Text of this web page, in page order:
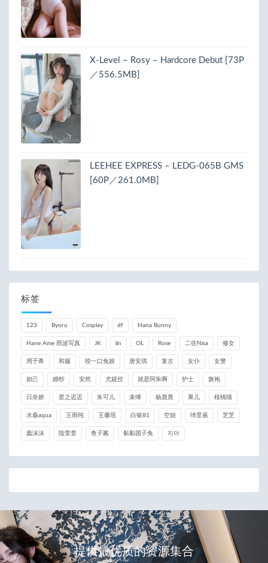
X-Level – Rosy – Hardcore Debut [73P
／556.5MB]
LEEHEE EXPRESS – LEDG-065B GMS
[60P／261.0MB]
标签
123 Byoru Cosplay df Hana Bunny
Hane Ame 雨波写真 JK lin OL Rose 二佐Nisa 修女
周于希 和服 咬一口兔娘 唐安琪 复古 女仆 女警
妲己 婚纱 安然 尤妮丝 就是阿朱啊 护士 旗袍
日奈娇 星之迟迟 朱可儿 束缚 杨晨晨 果儿 桜桃喵
水淼aqua 王雨纯 王馨瑶 白银81 空姐 绮里嘉 芝芝
蠢沫沫 陆萱萱 鱼子酱 黏黏团子兔 지아
提供最优质的资源集合